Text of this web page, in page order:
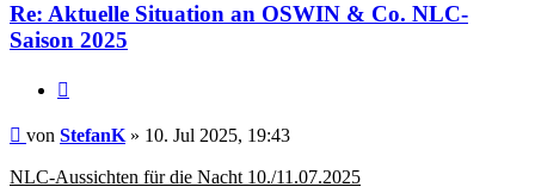
Re: Aktuelle Situation an OSWIN & Co. NLC-
Saison 2025
Beitrag
von StefanK » 10. Jul 2025, 19:43
NLC-Aussichten für die Nacht 10./11.07.2025